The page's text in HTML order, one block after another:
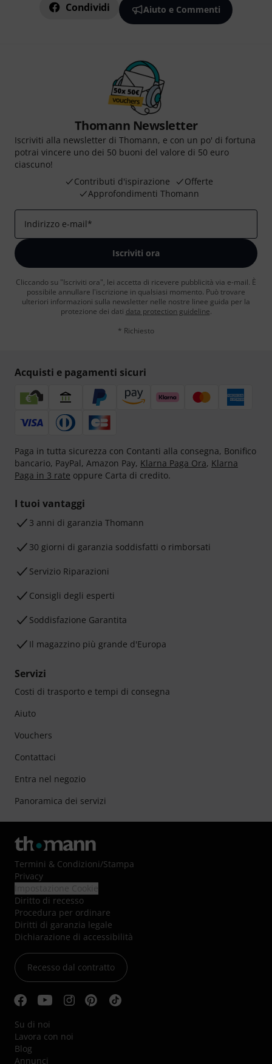
Condividi Aiuto e Commenti
Thomann Newsletter
Iscriviti alla newsletter di Thomann, e con un po' di fortuna
potrai vincere uno dei 50 buoni del valore di 50 euro
ciascuno!
Contributi d'ispirazione
Offerte
Approfondimenti Thomann
Indirizzo e-mail*
Iscriviti ora
Cliccando su "Iscriviti ora", lei accetta di ricevere pubblicità via e-mail. È
possibile annullare l'iscrizione in qualsiasi momento. Può trovare
ulteriori informazioni sulla newsletter nelle nostre linee guida per la
protezione dei dati data protection guideline.
* Richiesto
Acquisti e pagamenti sicuri
Paga in tutta sicurezza con Contanti alla consegna, Bonifico
bancario, PayPal, Amazon Pay, Klarna Paga Ora, Klarna
Paga in 3 rate oppure Carta di credito.
I tuoi vantaggi
3 anni di garanzia Thomann
30 giorni di garanzia soddisfatti o rimborsati
Servizio Riparazioni
Consigli degli esperti
Soddisfazione Garantita
Il magazzino più grande d'Europa
Servizi
Costi di trasporto e tempi di consegna
Aiuto
Vouchers
Contattaci
Entra nel negozio
Panoramica dei servizi
Termini & Condizioni/Stampa
Privacy
Diritto di recesso
Procedura per ordinare
Diritti di garanzia legale
Dichiarazione di accessibilità
Recesso dal contratto
Su di noi
Lavora con noi
Blog
Annunci